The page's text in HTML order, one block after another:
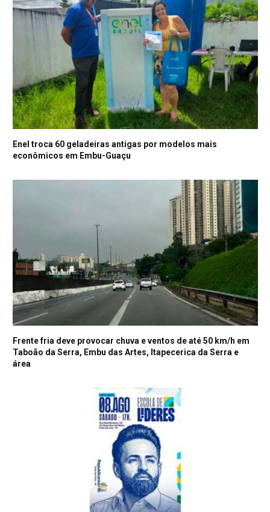
Enel troca 60 geladeiras antigas por modelos mais
econômicos em Embu-Guaçu
Frente fria deve provocar chuva e ventos de até 50 km/h em
Taboão da Serra, Embu das Artes, Itapecerica da Serra e
área